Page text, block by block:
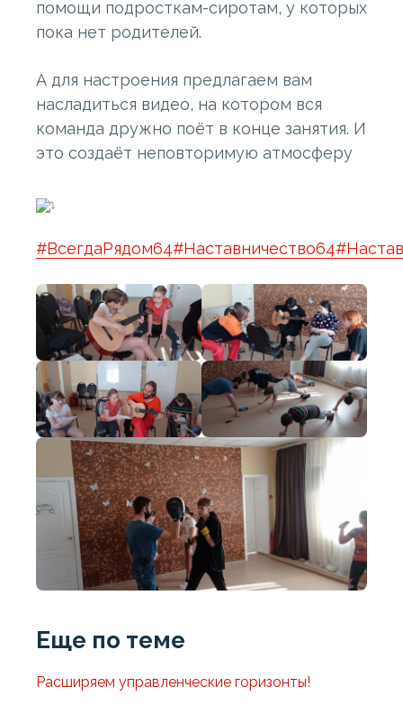
помощи подросткам-сиротам, у которых
пока нет родителей.
А для настроения предлагаем вам
насладиться видео, на котором вся
команда дружно поёт в конце занятия. И
это создаёт неповторимую атмосферу
#ВсегдаРядом64#Наставничество64
Еще по теме
Расширяем управленческие горизонты!